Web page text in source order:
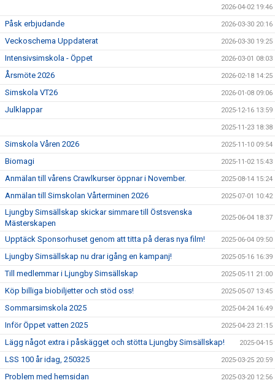
2026-04-02 19:46
Påsk erbjudande 2026-03-30 20:16
Veckoschema Uppdaterat 2026-03-30 19:25
Intensivsimskola - Öppet 2026-03-01 08:03
Årsmöte 2026 2026-02-18 14:25
Simskola VT26 2026-01-08 09:06
Julklappar 2025-12-16 13:59
2025-11-23 18:38
Simskola Våren 2026 2025-11-10 09:54
Biomagi 2025-11-02 15:43
Anmälan till vårens Crawlkurser öppnar i November. 2025-08-14 15:24
Anmälan till Simskolan Vårterminen 2026 2025-07-01 10:42
Ljungby Simsällskap skickar simmare till Östsvenska
Mästerskapen
2025-06-04 18:37
Upptäck Sponsorhuset genom att titta på deras nya film! 2025-06-04 09:50
Ljungby Simsällskap nu drar igång en kampanj! 2025-05-16 16:39
Till medlemmar i Ljungby Simsällskap 2025-05-11 21:00
Köp billiga biobiljetter och stöd oss! 2025-05-07 13:45
Sommarsimskola 2025 2025-04-24 16:49
Inför Öppet vatten 2025 2025-04-23 21:15
Lägg något extra i påskägget och stötta Ljungby Simsällskap! 2025-04-15
LSS 100 år idag, 250325 2025-03-25 20:59
Problem med hemsidan 2025-03-20 12:56